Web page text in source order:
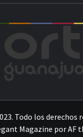
Todo los derechos
Magazine porAF